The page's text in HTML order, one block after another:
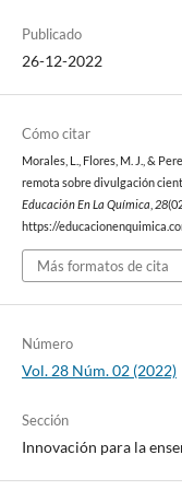
Publicado
26-12-2022
Cómo citar
Morales, L., Flores, M. J., &
remota sobre divulgación
Educación En La Química,28
https://
Más formatos de cita
Número
Vol. 28 Núm. 02 (2022)
Sección
Innovación para la